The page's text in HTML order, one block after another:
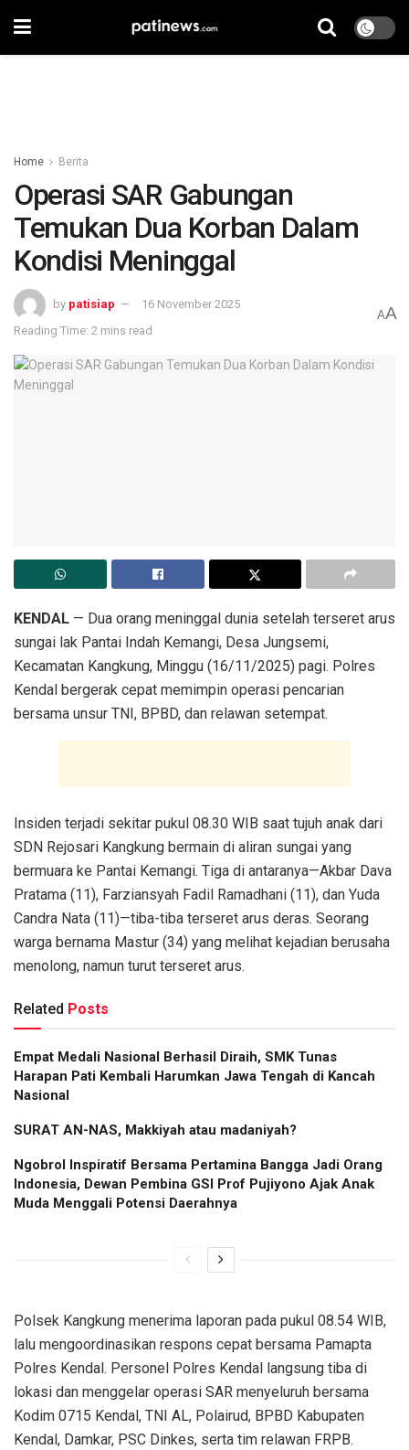
Home Berita
Operasi SAR Gabungan
Temukan Dua Korban Dalam
Kondisi Meninggal
by patisiap
16 November 2025
Reading Time: 2 mins read
AA
KENDAL — Dua orang meninggal dunia setelah terseret arus
sungai lak Pantai Indah Kemangi, Desa Jungsemi,
Kecamatan Kangkung, Minggu (16/11/2025) pagi. Polres
Kendal bergerak cepat memimpin operasi pencarian
bersama unsur TNI, BPBD, dan relawan setempat.
Insiden terjadi sekitar pukul 08.30 WIB saat tujuh anak dari
SDN Rejosari Kangkung bermain di aliran sungai yang
bermuara ke Pantai Kemangi. Tiga di antaranya—Akbar Dava
Pratama (11), Farziansyah Fadil Ramadhani (11), dan Yuda
Candra Nata (11)—tiba-tiba terseret arus deras. Seorang
warga bernama Mastur (34) yang melihat kejadian berusaha
menolong, namun turut terseret arus.
Related Posts
Empat Medali Nasional Berhasil Diraih, SMK Tunas
Harapan Pati Kembali Harumkan Jawa Tengah di Kancah
Nasional
SURAT AN-NAS, Makkiyah atau madaniyah?
Ngobrol Inspiratif Bersama Pertamina Bangga Jadi Orang
Indonesia, Dewan Pembina GSI Prof Pujiyono Ajak Anak
Muda Menggali Potensi Daerahnya
Polsek Kangkung menerima laporan pada pukul 08.54 WIB,
lalu mengoordinasikan respons cepat bersama Pamapta
Polres Kendal. Personel Polres Kendal langsung tiba di
lokasi dan menggelar operasi SAR menyeluruh bersama
Kodim 0715 Kendal, TNI AL, Polairud, BPBD Kabupaten
Kendal, Damkar, PSC Dinkes, serta tim relawan FRPB.